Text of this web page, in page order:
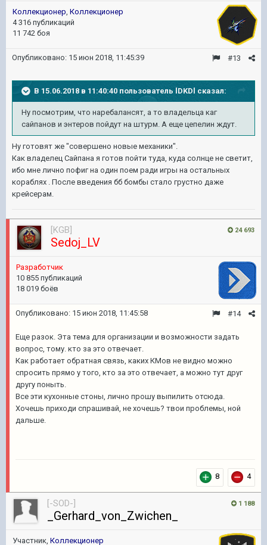
Коллекционер, Коллекционер
4 316 публикаций
11 742 боя
#13
Опубликовано: 15 июн 2018, 11:45:39
В 15.06.2018 в 11:40:40 пользователь lDKDl сказал:
Ну посмотрим, что наребалансят, а то владельца каг
сайпанов и энтеров пойдут на штурм. А еще цепелин ждут.
Ну готовят же "совершено новые механики".
Как владелец Сайпана я готов пойти туда, куда солнце не светит,
ибо мне лично пофиг на один поем ради игры на остальных
кораблях . После введения бб бомбы стало грустно даже
крейсерам.
24 693
[KGB]
Sedoj_LV
Pазработчик
10 855 публикаций
18 019 боёв
#14
Опубликовано: 15 июн 2018, 11:45:58
Еще разок. Эта тема для организации и возможности задать
вопрос, тому. кто за это отвечает.
Как работает обратная связь, каких КМов не видно можно
спросить прямо у того, кто за это отвечает, а можно тут друг
другу поныть.
Все эти кухонные стоны, лично прошу выпилить отсюда.
Хочешь приходи спрашивай, не хочешь? твои проблемы, ной
дальше.
8 4
1 188
[-SOD-]
_Gerhard_von_Zwichen_
Участник, Коллекционер